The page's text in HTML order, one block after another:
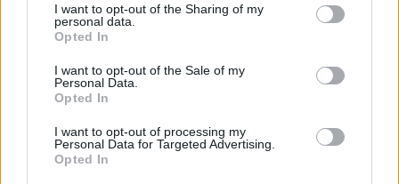
I want to opt-out of the Sharing of my
personal data.
Opted In
I want to opt-out of the Sale of my
Personal Data.
Opted In
I want to opt-out of processing my
Personal Data for Targeted Advertising.
Opted In